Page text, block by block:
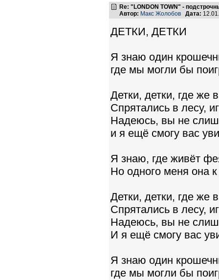
Re: "LONDON TOWN" -
Автор: Макс Жолобов Дата:
ДЕТКИ, ДЕТКИ
Я знаю один
где мы могли бы
Детки, детки, где же
Спрятались в лесу,
Надеюсь, вы не
и я ещё смогу вас
Я знаю, где живёт
Но одного меня она
Детки, детки, где же
Спрятались в лесу,
Надеюсь, вы не
И я ещё смогу вас
Я знаю один
где мы могли бы